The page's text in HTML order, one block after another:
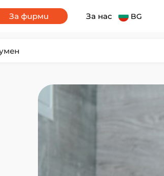
За фирми За нас BG